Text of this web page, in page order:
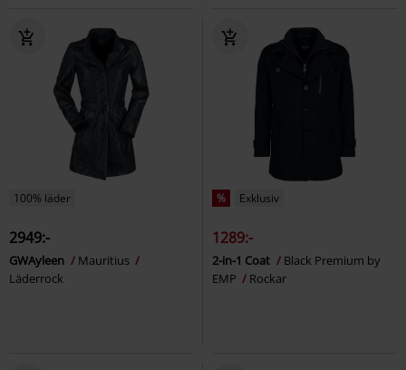
100% läder
2949:-
GWAyleen
Mauritius
Läderrock
% Exklusiv
1289:-
2-in-1 Coat
Black Premium by
EMP
Rockar